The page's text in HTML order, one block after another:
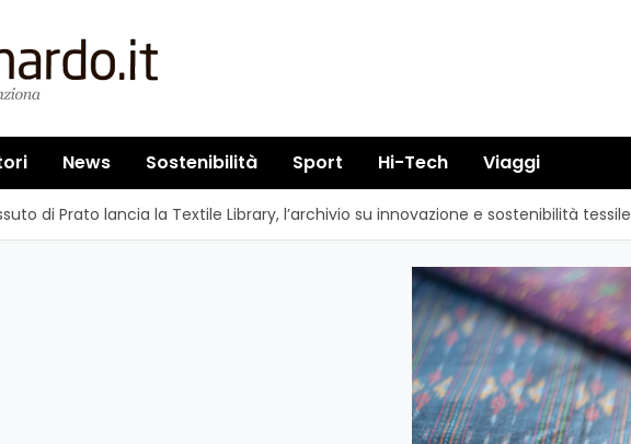
News Sostenibilità Sport Hi-Tech Viaggi
di Prato lancia la Textile Library, l’archivio su innovazione e sostenibilità tessile